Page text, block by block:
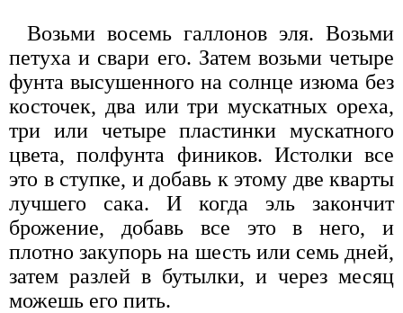
Возьми восемь галлонов эля. Возьми
петуха и свари его. Затем возьми четыре
фунта высушенного на солнце изюма без
косточек, два или три мускатных ореха,
три или четыре пластинки мускатного
цвета, полфунта фиников. Истолки все
это в ступке, и добавь к этому две кварты
лучшего сака. И когда эль закончит
брожение, добавь все это в него, и
плотно закупорь на шесть или семь дней,
затем разлей в бутылки, и через месяц
можешь его пить.